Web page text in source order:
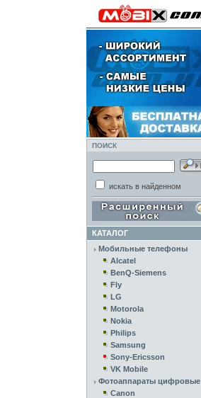
ПОИСК
искать в найденном
КАТАЛОГ
Мобильные телефоны
Alcatel
BenQ-Siemens
Fly
LG
Motorola
Nokia
Philips
Samsung
Sony-Ericsson
VK Mobile
Фотоаппараты цифровые
Canon